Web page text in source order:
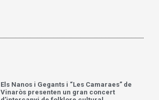
Els Nanos i Gegants i “Les Camaraes” de
Vinaròs presenten un gran concert